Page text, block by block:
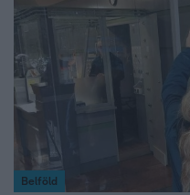
Belföld